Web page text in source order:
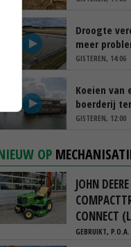
Droogte
meer
afgelopen
GISTEREN, 14:06
Koeien van
boerderij
koop
GISTEREN, 12:00
OP
JOHN
CONNECT
GEBRUIKT, P.O.A.